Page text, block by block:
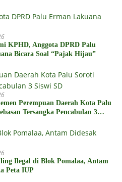
KPHD, Anggota DPRD Palu
Bicara Soal “Pajak Hijau”
Perempuan Daerah Kota Palu
Tersangka Pencabulan 3
Ilegal di Blok Pomalaa, Antam
Peta IUP